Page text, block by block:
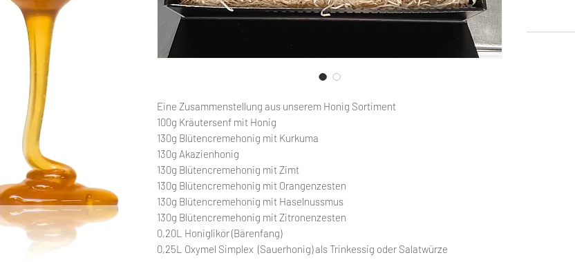
Eine Zusammenstellung aus unserem Honig Sortiment
100g Kräutersenf mit Honig
130g Blütencremehonig mit Kurkuma
130g Akazienhonig
130g Blütencremehonig mit Zimt
130g Blütencremehonig mit Orangenzesten
130g Blütencremehonig mit Haselnussmus
130g Blütencremehonig mit Zitronenzesten
0,20L Honiglikör (Bärenfang)
0,25L Oxymel Simplex (Sauerhonig) als Trinkessig oder Salatwürze